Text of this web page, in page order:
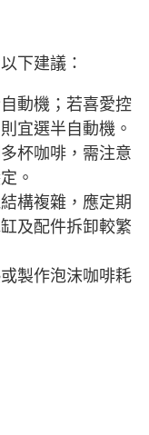
下建議：
動機；若喜愛控
宜選半自動機。
杯咖啡，需注意
。
構複雜，應定期
及配件拆卸較繁
製作泡沫咖啡耗